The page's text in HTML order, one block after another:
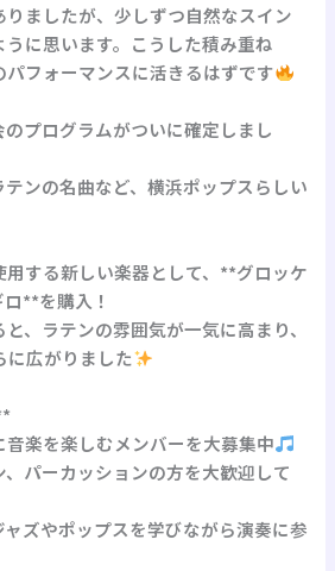
ましたが、少しずつ自然なスイン
に思います。こうした積み重ね
フォーマンスに活きるはずです
プログラムがついに確定しまし
ンの名曲など、横浜ポップスらしい
用する新しい楽器として、**グロッケ
**を購入！
、ラテンの雰囲気が一気に高まり、
に広がりました
楽を楽しむメンバーを大募集中
パーカッションの方を大歓迎して
ズやポップスを学びながら演奏に参